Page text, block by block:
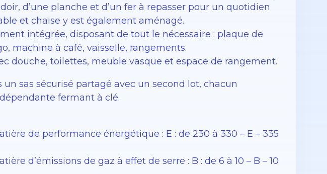
d’une planche et d’un fer à repasser pour un quotidien
et chaise y est également aménagé.
intégrée, disposant de tout le nécessaire : plaque de
machine à café, vaisselle, rangements.
douche, toilettes, meuble vasque et espace de rangement.
un sas sécurisé partagé avec un second lot, chacun
fermant à clé.
de performance énergétique : E : de 230 à 330 – E – 335
d’émissions de gaz à effet de serre : B : de 6 à 10 – B – 10